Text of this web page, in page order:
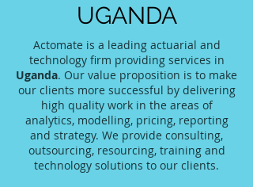
UGANDA
Actomate is a leading actuarial and
technology firm providing services in
Uganda. Our value proposition is to make
our clients more successful by delivering
high quality work in the areas of
analytics, modelling, pricing, reporting
and strategy. We provide consulting,
outsourcing, resourcing, training and
technology solutions to our clients.